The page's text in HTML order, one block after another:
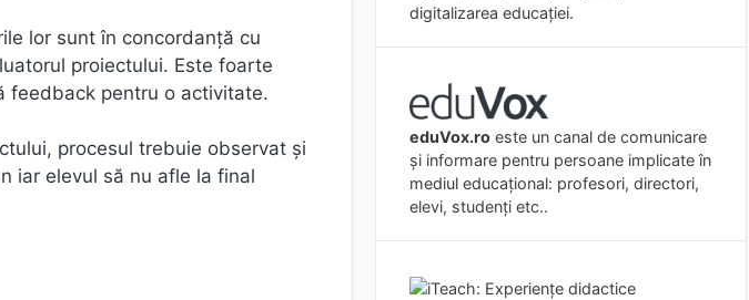
lor sunt în concordanţă cu
proiectului. Este foarte
feedback pentru o activitate.
procesul trebuie observat şi
iar elevul să nu afle la final
digitalizarea educației.
eduVox.ro este un canal de comunicare
și informare pentru persoane implicate în
mediul educațional: profesori, directori,
elevi, studenți etc..